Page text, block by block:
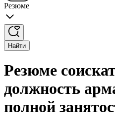
Резюме
Найти
Резюме
должность
полной